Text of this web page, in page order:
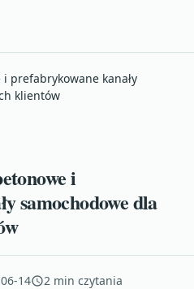
prefabrykowane kanały
klientów
i
samochodowe dla
14 2 min czytania